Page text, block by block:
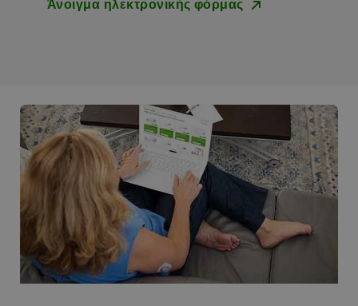
Άνοιγμα ηλεκτρονικής φόρμας